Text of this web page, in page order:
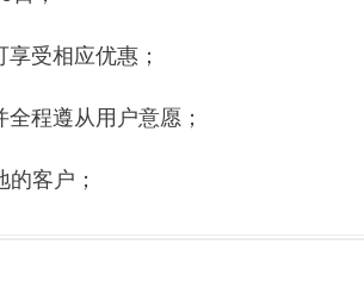
受相应优惠；
程遵从用户意愿；
客户；